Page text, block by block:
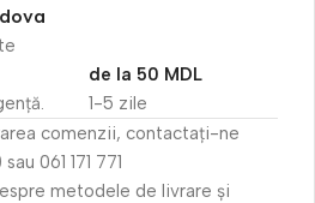
1-5 zile
de la 50 MDL
comenzii, contactați-ne
061 171 771
metodele de livrare și